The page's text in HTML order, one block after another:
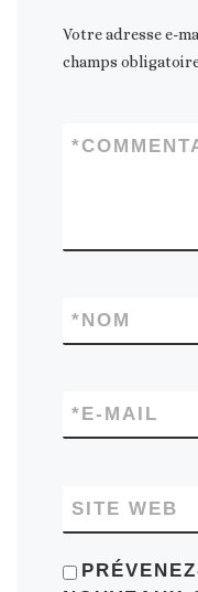
Votre adresse e-
champs
*
NOM
*
E-MAIL
*
SITE WEB